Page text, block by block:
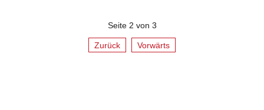
Seite 2 von 3
Zurück Vorwärts